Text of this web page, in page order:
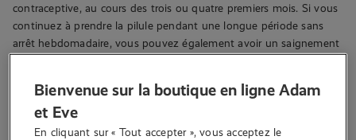
contraceptive, au cours des trois ou quatre premiers mois. Si vous
continuez à prendre la pilule pendant une longue période sans
arrêt hebdomadaire, vous pouvez également avoir un saignement
protégée contre les risques de grossesse.
Lire aussi :Douleur après les rapports sexuels : les causes
Bienvenue sur la boutique en ligne Adam
et Eve
En cliquant sur « Tout accepter », vous acceptez le